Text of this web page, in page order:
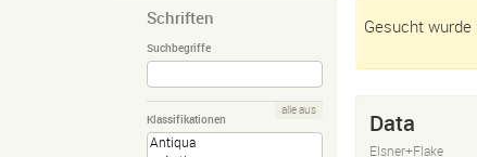
Schriften
Suchbegriffe
Klassifikationen
alle aus
Gesucht
Data
Elsner+Flake